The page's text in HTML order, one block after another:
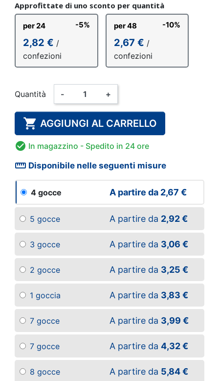
Approfittate di uno sconto per quantità
per 24 -5%
2,82 € /
confezioni
per 48 -10%
2,67 € /
confezioni
Quantità - +
 AGGIUNGI AL CARRELLO
 In magazzino - Spedito in 24 ore
straighten Disponibile nelle seguenti misure
4 gocce A partire da 2,67 €
5 gocce A partire da 2,92 €
3 gocce A partire da 3,06 €
2 gocce A partire da 3,25 €
1 goccia A partire da 3,83 €
7 gocce A partire da 3,99 €
7 gocce A partire da 4,32 €
8 gocce A partire da 5,84 €